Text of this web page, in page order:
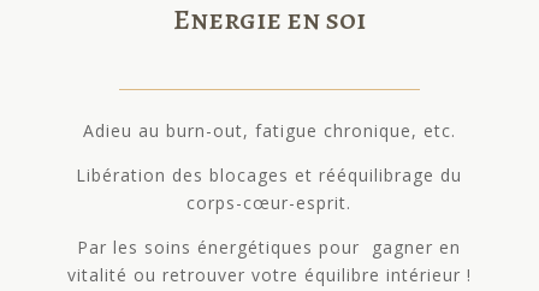
Energie en soi
Adieu au burn-out, fatigue chronique, etc.
Libération des blocages et rééquilibrage du
corps-cœur-esprit.
Par les soins énergétiques pour gagner en
vitalité ou retrouver votre équilibre intérieur !